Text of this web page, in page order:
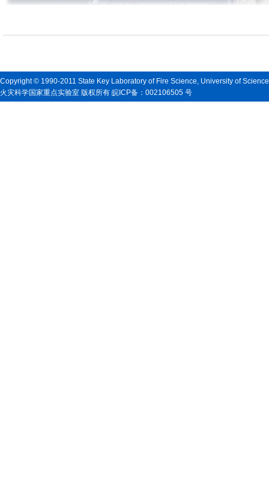
Copyright © 1990-2011 State Key Laboratory of Fire Science, University of
火灾科学国家重点实验室 版权所有 皖ICP备：002106505 号